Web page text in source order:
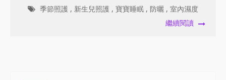
季節照護 , 新生兒照護 , 寶寶睡眠 , 防曬 , 室內濕度
繼續閱讀